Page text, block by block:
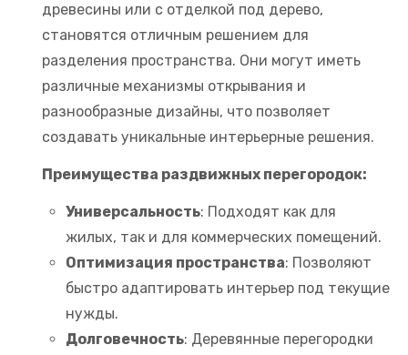
древесины или с отделкой под дерево,
становятся отличным решением для
разделения пространства. Они могут иметь
различные механизмы открывания и
разнообразные дизайны, что позволяет
создавать уникальные интерьерные решения.
Преимущества раздвижных перегородок:
Универсальность: Подходят как для
жилых, так и для коммерческих помещений.
Оптимизация пространства: Позволяют
быстро адаптировать интерьер под текущие
нужды.
Долговечность: Деревянные перегородки